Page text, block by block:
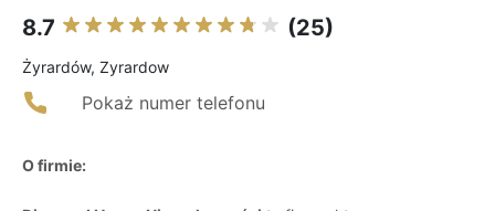
8.7 (25)
Żyrardów, Zyrardow
Pokaż numer telefonu
O firmie: